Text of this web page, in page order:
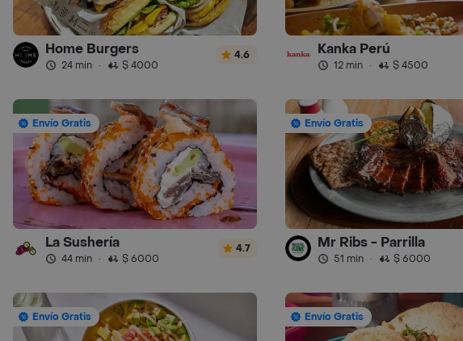
Home Burgers
24 min · $ 4000
4.6 Kanka Perú
12 min · $ 4500
Envío Gratis
La Sushería
44 min · $ 6000
4.7
Envío Gratis
Mr Ribs - Parrilla
51 min · $ 6000
Envío Gratis Envío Gratis